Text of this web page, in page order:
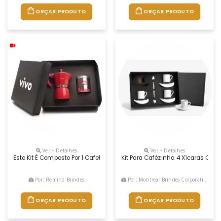
ORÇAR PRODUTO ORÇAR PRODUTO
Ver + Detalhes
Este Kit É Composto Por 1 Cafeteira Tipo Italiana Vermelha De 6
Por: Remind Brindes
ORÇAR PRODUTO
Ver + Detalhes
Kit Para Cafézinho. 4 Xícaras
Por: Montreal Brindes Corporativos
ORÇAR PRODUTO